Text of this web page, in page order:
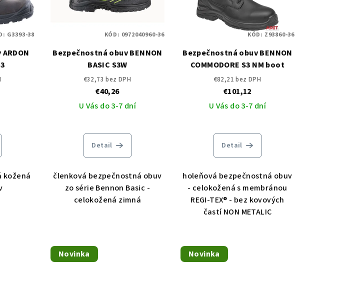
kožená
G3393-38
Bezpečnostná obuv BENNON
BASIC S3W
€32,73 bez DPH
€40,26
U Vás do 3-7 dní
Detail
členková bezpečnostná obuv
zo série Bennon Basic -
celokožená zimná
KÓD: 0972040960-36
Bezpečnostná obuv BENNON
COMMODORE S3 NM boot
€82,21 bez DPH
€101,12
U Vás do 3-7 dní
Detail
holeňová bezpečnostná obuv
- celokožená s membránou
REGI-TEX® - bez kovových
častí NON METALIC
KÓD: Z93860-36
Novinka Novinka